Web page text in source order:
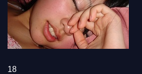
18